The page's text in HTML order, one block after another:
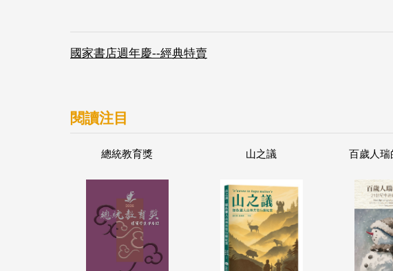
國家書店週年慶--經典特賣
閱讀注目
總統教育獎 山之議 百歲人瑞